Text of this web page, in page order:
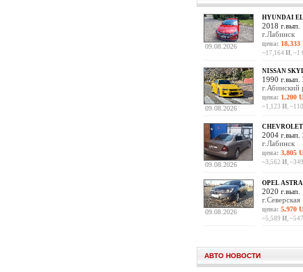
09.08.2026
HYUNDAI
2018 г.вып.
г.Лабинск
цена: 18,333
~17,164 И, ~1
09.08.2026
NISSAN
1990 г.вып.
г.Абинский
цена: 1,200
~1,123 И,
09.08.2026
2004 г.вып.
г.Лабинск
цена: 3,805
~3,562 И,
09.08.2026
OPEL ASTRA
2020 г.вып.
г.Северская
цена: 5,970
~5,589 И,
АВТО НОВОСТИ